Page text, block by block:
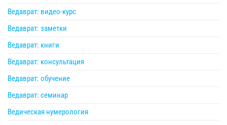
Ведаврат: видео-курс
Ведаврат: заметки
Ведаврат: книги
Ведаврат: консультация
Ведаврат: обучение
Ведаврат: семинар
Ведическая нумерология